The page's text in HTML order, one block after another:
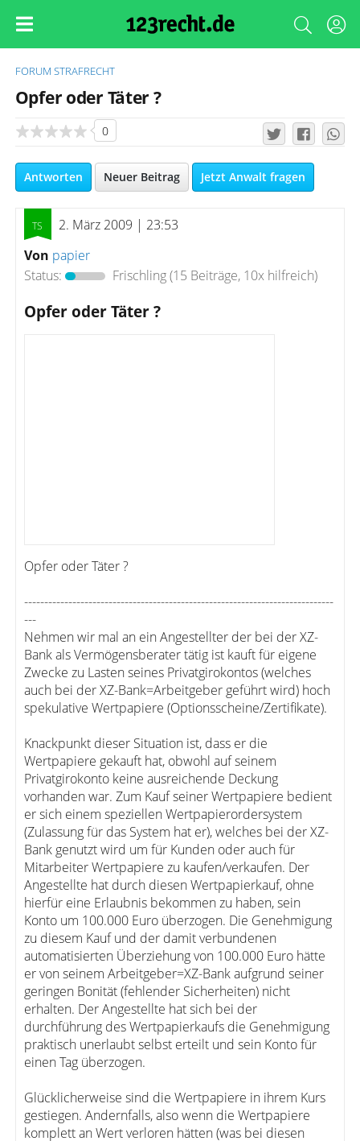
FORUM STRAFRECHT
Opfer oder Täter ?
0
Antworten Neuer Beitrag Jetzt Anwalt fragen
2. März 2009 | 23:53
Von papier
Status:
Frischling(15 Beiträge, 10x hilfreich)
Opfer oder Täter ?
Opfer oder Täter ?
-----------------------------------------------------------------------------
---
Nehmen wir mal an ein Angestellter der bei der XZ-
Bank als Vermögensberater tätig ist kauft für eigene
Zwecke zu Lasten seines Privatgirokontos (welches
auch bei der XZ-Bank=Arbeitgeber geführt wird) hoch
spekulative Wertpapiere (Optionsscheine/Zertifikate).
Knackpunkt dieser Situation ist, dass er die
Wertpapiere gekauft hat, obwohl auf seinem
Privatgirokonto keine ausreichende Deckung
vorhanden war. Zum Kauf seiner Wertpapiere bedient
er sich einem speziellen Wertpapierordersystem
(Zulassung für das System hat er), welches bei der XZ-
Bank genutzt wird um für Kunden oder auch für
Mitarbeiter Wertpapiere zu kaufen/verkaufen. Der
Angestellte hat durch diesen Wertpapierkauf, ohne
hierfür eine Erlaubnis bekommen zu haben, sein
Konto um 100.000 Euro überzogen. Die Genehmigung
zu diesem Kauf und der damit verbundenen
automatisierten Überziehung von 100.000 Euro hätte
er von seinem Arbeitgeber=XZ-Bank aufgrund seiner
geringen Bonität (fehlender Sicherheiten) nicht
erhalten. Der Angestellte hat sich bei der
durchführung des Wertpapierkaufs die Genehmigung
praktisch unerlaubt selbst erteilt und sein Konto für
einen Tag überzogen.
Glücklicherweise sind die Wertpapiere in ihrem Kurs
gestiegen. Andernfalls, also wenn die Wertpapiere
komplett an Wert verloren hätten (was bei diesen